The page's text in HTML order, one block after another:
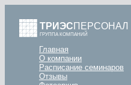
ТРИЭСПЕРСОНАЛ
ГРУППА КОМПАНИЙ
Главная
О компании
Расписание семинаров
Отзывы